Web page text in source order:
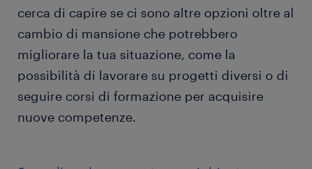
cerca di capire se ci sono altre opzioni oltre al
cambio di mansione che potrebbero
migliorare la tua situazione, come la
possibilità di lavorare su progetti diversi o di
seguire corsi di formazione per acquisire
nuove competenze.